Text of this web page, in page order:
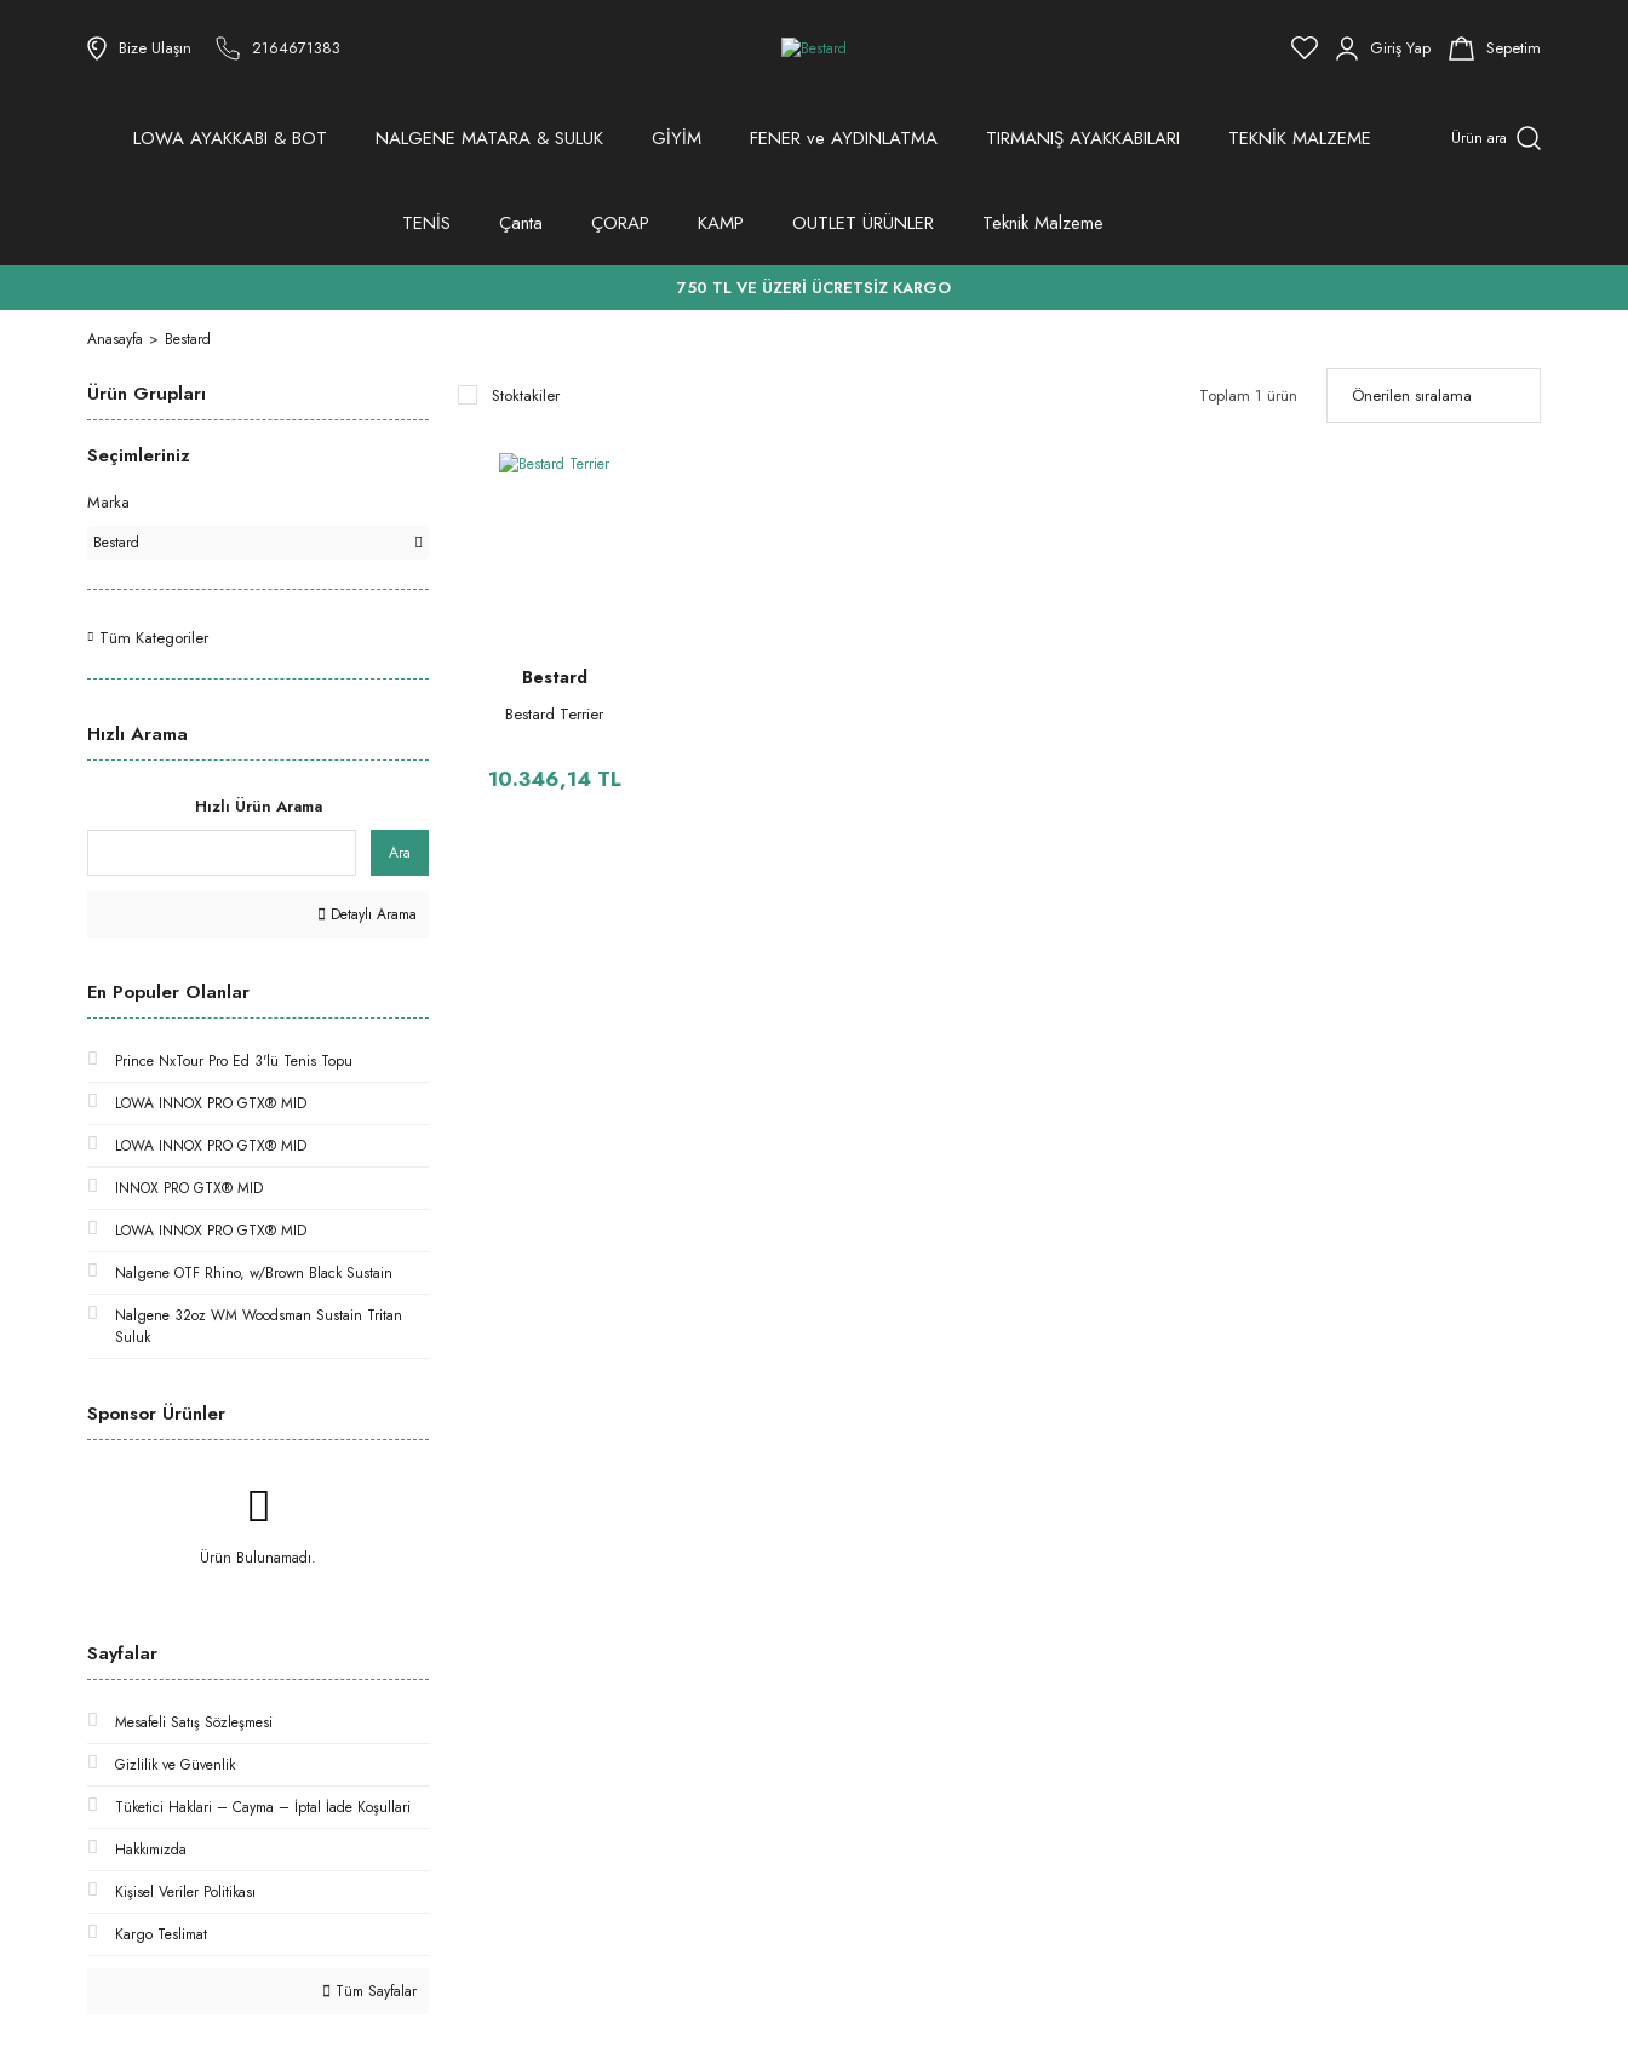
Bize Ulaşın 2164671383 Giriş Yap Sepetim
LOWA AYAKKABI & BOT NALGENE MATARA & SULUK GİYİM FENER ve AYDINLATMA TIRMANIŞ AYAKKABILARI TEKNİK MALZEME
TENİS Çanta ÇORAP KAMP OUTLET ÜRÜNLER Teknik Malzeme
Ürün ara
750 TL VE ÜZERİ ÜCRETSİZ KARGO
Anasayfa Bestard
Ürün Grupları
Seçimleriniz
Marka
Bestard
Tüm Kategoriler
Hızlı Arama
Hızlı Ürün Arama
Ara
Detaylı Arama
En Populer Olanlar
Prince NxTour Pro Ed 3'lü Tenis Topu
LOWA INNOX PRO GTX® MID
LOWA INNOX PRO GTX® MID
INNOX PRO GTX® MID
LOWA INNOX PRO GTX® MID
Nalgene OTF Rhino, w/Brown Black Sustain
Nalgene 32oz WM Woodsman Sustain Tritan
Suluk
Sponsor Ürünler
Ürün Bulunamadı.
Sayfalar
Mesafeli Satış Sözleşmesi
Gizlilik ve Güvenlik
Tüketici Haklari – Cayma – İptal İade Koşullari
Hakkımızda
Kişisel Veriler Politikası
Kargo Teslimat
Tüm Sayfalar
Stoktakiler Toplam 1 ürün
Bestard
Bestard Terrier
10.346,14 TL